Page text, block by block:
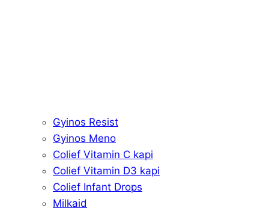
Gyinos Resist
Gyinos Meno
Colief Vitamin C kapi
Colief Vitamin D3 kapi
Colief Infant Drops
Milkaid